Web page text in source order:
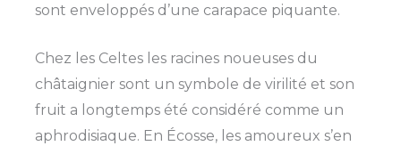
sont enveloppés d’une carapace piquante.
Chez les Celtes les racines noueuses du
châtaignier sont un symbole de virilité et son
fruit a longtemps été considéré comme un
aphrodisiaque. En Écosse, les amoureux s’en